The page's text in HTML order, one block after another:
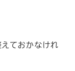
えておかなけれ